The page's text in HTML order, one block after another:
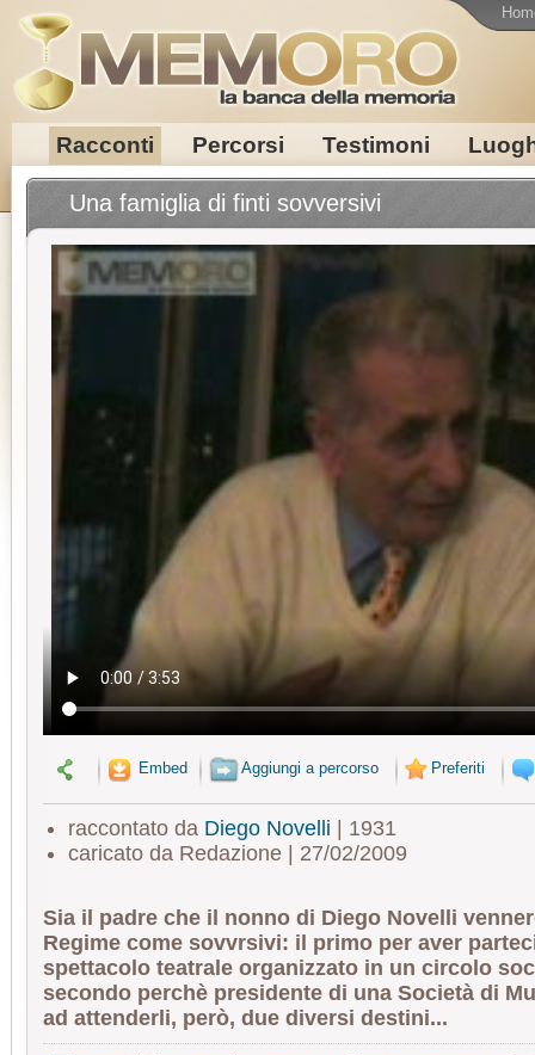
Racconti Percorsi Testimoni
Una famiglia di finti sovversivi
Embed Aggiungi a percorso Preferiti
raccontato da Diego Novelli | 1931
caricato da Redazione | 27/02/2009
Sia il padre che il nonno di Diego Novelli
Regime come sovvrsivi: il primo per aver
spettacolo teatrale organizzato in un circolo
secondo perchè presidente di una Società di
ad attenderli, però, due diversi destini...